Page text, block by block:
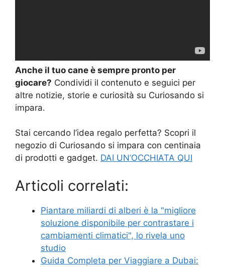
Anche il tuo cane è sempre pronto per
giocare? Condividi il contenuto e seguici per
altre notizie, storie e curiosità su Curiosando si
impara.
Stai cercando l’idea regalo perfetta? Scopri il
negozio di Curiosando si impara con centinaia
di prodotti e gadget. DAI UN’OCCHIATA QUI
Articoli correlati:
Piantare miliardi di alberi è la "migliore
soluzione disponibile per contrastare i
cambiamenti climatici", lo rivela uno
studio
Guida Completa per Viaggiare a Dubai: